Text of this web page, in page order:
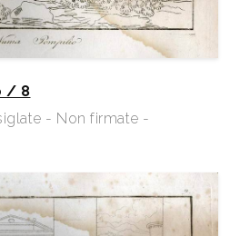
/ 8
- Non firmate -